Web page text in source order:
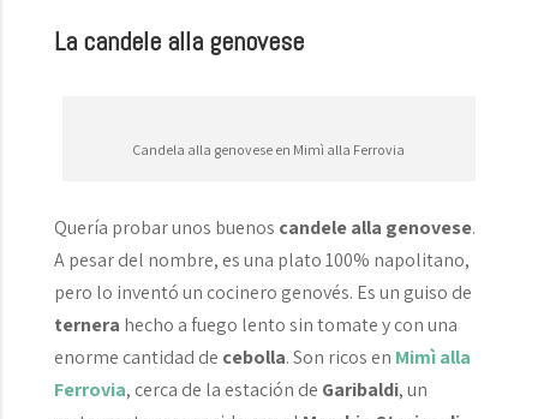
La candele alla genovese
Candela alla genovese en Mimì alla Ferrovia
Quería probar unos buenos candele alla genovese.
A pesar del nombre, es una plato 100% napolitano,
pero lo inventó un cocinero genovés. Es un guiso de
ternera hecho a fuego lento sin tomate y con una
enorme cantidad de cebolla. Son ricos en Mimì alla
Ferrovia, cerca de la estación de Garibaldi, un